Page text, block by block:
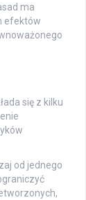
ma
efektów
się z kilku
od jednego